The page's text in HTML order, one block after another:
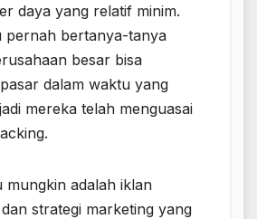
daya yang relatif minim.
pernah bertanya-tanya
besar bisa
dalam waktu yang
mereka telah menguasai
mungkin adalah iklan
strategi marketing yang